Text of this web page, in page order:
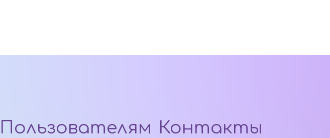
Пользователям Контакты